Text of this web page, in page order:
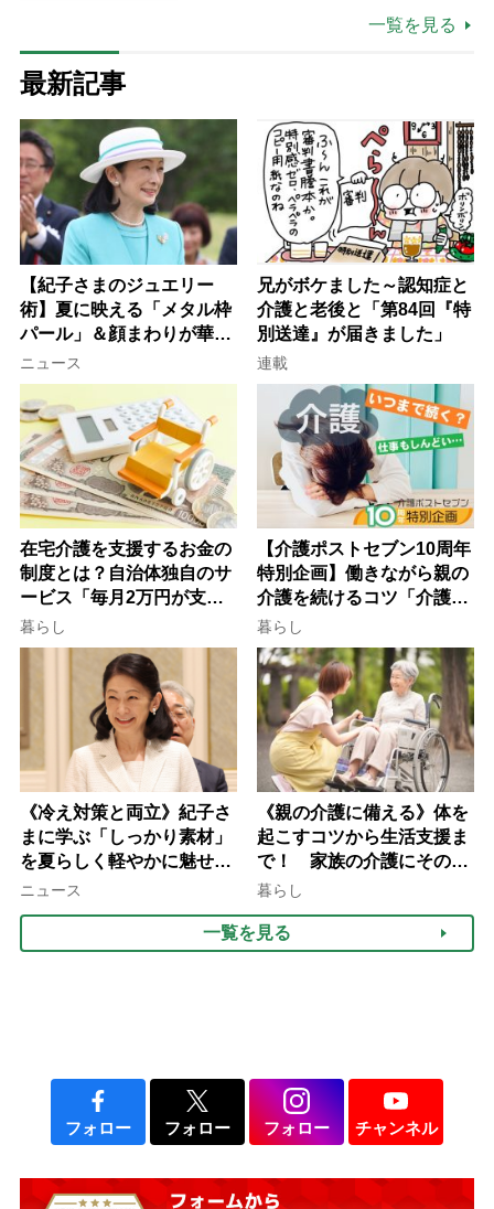
一覧を見る
最新記事
【紀子さまのジュエリー
術】夏に映える「メタル枠
パール」＆顔まわりが華や
ぐ「揺れる一粒」の使い分
け方
ニュース
兄がボケました～認知症と
介護と老後と「第84回『特
別送達』が届きました」
連載
在宅介護を支援するお金の
制度とは？自治体独自のサ
ービス「毎月2万円が支給
される」ケースも【FP解
説】
暮らし
【介護ポストセブン10周年
特別企画】働きながら親の
介護を続けるコツ「介護は
10年以上続くことも…3つ
のフェーズに分けて考えて
みよう」【社会福祉士解
説】
暮らし
《冷え対策と両立》紀子さ
まに学ぶ「しっかり素材」
を夏らしく軽やかに魅せる
3つの着こなし法則
ニュース
《親の介護に備える》体を
起こすコツから生活支援ま
で！ 家族の介護にそのま
ま活かせる2つの資格
暮らし
一覧を見る
フォロー フォロー フォロー チャンネル